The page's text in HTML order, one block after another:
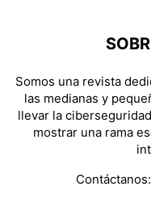
Somos una revista
las medianas y
llevar la
mostrar una rama
Contáctanos: